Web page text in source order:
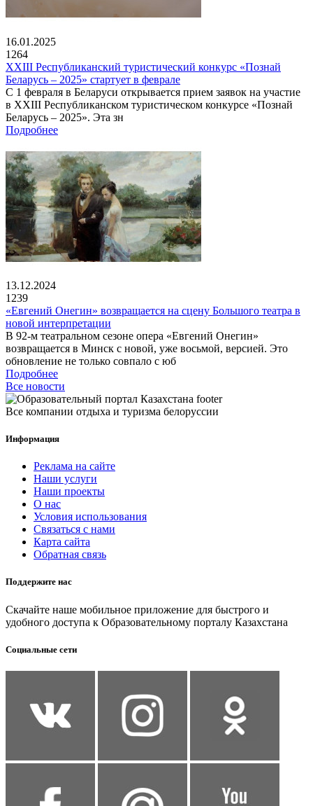
16.01.2025
1264
XXIII Республиканский туристический конкурс «Познай
Беларусь – 2025» стартует в феврале
С 1 февраля в Беларуси открывается прием заявок на участие
в XXIII Республиканском туристическом конкурсе «Познай
Беларусь – 2025». Эта зн
Подробнее
13.12.2024
1239
«Евгений Онегин» возвращается на сцену Большого театра в
новой интерпретации
В 92-м театральном сезоне опера «Евгений Онегин»
возвращается в Минск с новой, уже восьмой, версией. Это
обновление не только совпало с юб
Подробнее
Все новости
Все компании отдыха и туризма белоруссии
Информация
Реклама на сайте
Наши услуги
Наши проекты
О нас
Условия использования
Связаться с нами
Карта сайта
Обратная связь
Поддержите нас
Скачайте наше мобильное приложение для быстрого и
удобного доступа к Образовательному порталу Казахстана
Социальные сети